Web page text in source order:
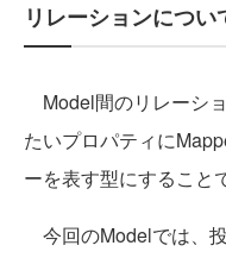
リレーションについ
Model間のリレーシ
たいプロパティに
ーを表す型にすること
今回のModelでは、